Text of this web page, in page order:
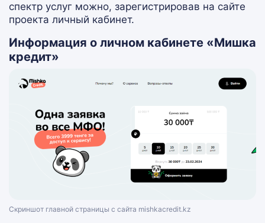
спектр услуг можно, зарегистрировав на сайте
проекта личный кабинет.
Информация о личном кабинете «Мишка
кредит»
Скриншот главной страницы с сайта mishkacredit.kz